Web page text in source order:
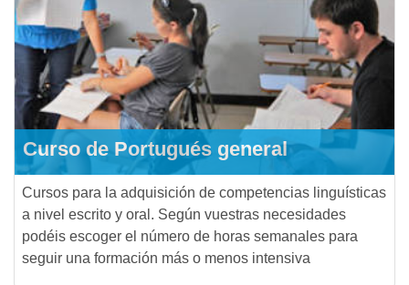
Curso de Portugués general
Cursos para la adquisición de competencias linguísticas
a nivel escrito y oral. Según vuestras necesidades
podéis escoger el número de horas semanales para
seguir una formación más o menos intensiva